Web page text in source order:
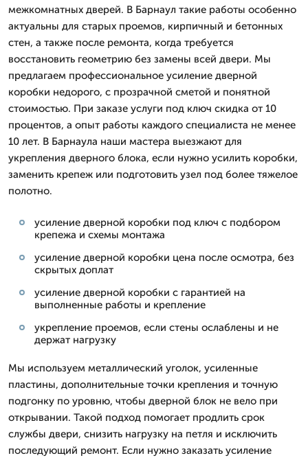
межкомнатных дверей. В Барнаул такие работы особенно
актуальны для старых проемов, кирпичный и бетонных
стен, а также после ремонта, когда требуется
восстановить геометрию без замены всей двери. Мы
предлагаем профессиональное усиление дверной
коробки недорого, с прозрачной сметой и понятной
стоимостью. При заказе услуги под ключ скидка от 10
процентов, а опыт работы каждого специалиста не менее
10 лет. В Барнаула наши мастера выезжают для
укрепления дверного блока, если нужно усилить коробки,
заменить крепеж или подготовить узел под более тяжелое
полотно.
усиление дверной коробки под ключ с подбором
крепежа и схемы монтажа
усиление дверной коробки цена после осмотра, без
скрытых доплат
усиление дверной коробки с гарантией на
выполненные работы и крепление
укрепление проемов, если стены ослаблены и не
держат нагрузку
Мы используем металлический уголок, усиленные
пластины, дополнительные точки крепления и точную
подгонку по уровню, чтобы дверной блок не вело при
открывании. Такой подход помогает продлить срок
службы двери, снизить нагрузку на петля и исключить
последующий ремонт. Если нужно заказать усиление